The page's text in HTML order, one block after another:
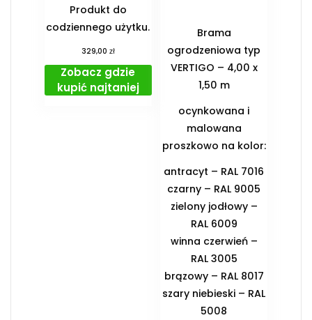
Produkt do
codziennego użytku.
329,00 zł
Zobacz gdzie
kupić najtaniej
Brama
ogrodzeniowa typ
VERTIGO – 4,00 x
1,50 m
ocynkowana i
malowana
proszkowo na kolor:
antracyt – RAL 7016
czarny – RAL 9005
zielony jodłowy –
RAL 6009
winna czerwień –
RAL 3005
brązowy – RAL 8017
szary niebieski – RAL
5008